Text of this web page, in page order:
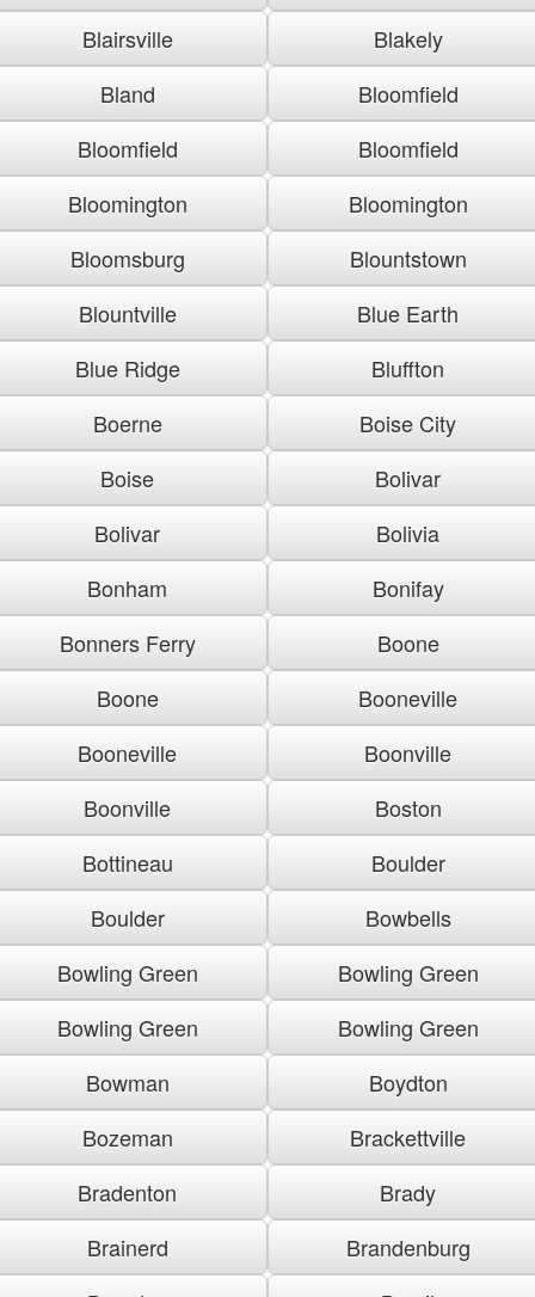
Blairsville
Blakely
Bland
Bloomfield
Bloomfield
Bloomfield
Bloomington
Bloomington
Bloomsburg
Blountstown
Blountville
Blue Earth
Blue Ridge
Bluffton
Boerne
Boise City
Boise
Bolivar
Bolivar
Bolivia
Bonham
Bonifay
Bonners Ferry
Boone
Boone
Booneville
Booneville
Boonville
Boonville
Boston
Bottineau
Boulder
Boulder
Bowbells
Bowling Green
Bowling Green
Bowling Green
Bowling Green
Bowman
Boydton
Bozeman
Brackettville
Bradenton
Brady
Brainerd
Brandenburg